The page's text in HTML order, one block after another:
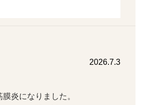
2026.7.3
炎になりました。